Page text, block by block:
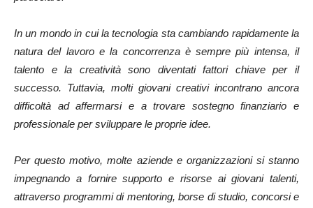
In un mondo in cui la tecnologia sta cambiando rapidamente la
natura del lavoro e la concorrenza è sempre più intensa, il
talento e la creatività sono diventati fattori chiave per il
successo. Tuttavia, molti giovani creativi incontrano ancora
difficoltà ad affermarsi e a trovare sostegno finanziario e
professionale per sviluppare le proprie idee.
Per questo motivo, molte aziende e organizzazioni si stanno
impegnando a fornire supporto e risorse ai giovani talenti,
attraverso programmi di mentoring, borse di studio, concorsi e